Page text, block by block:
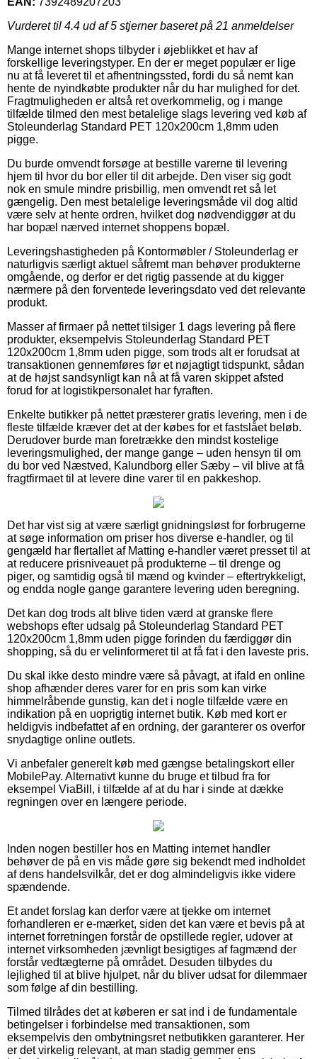
Vurderet til 4.4 ud af 5 stjerner baseret på 21 anmeldelser
Mange internet shops tilbyder i øjeblikket et hav af
forskellige leveringstyper. En der er meget populær er lige
nu at få leveret til et afhentningssted, fordi du så nemt kan
hente de nyindkøbte produkter når du har mulighed for det.
Fragtmuligheden er altså ret overkommelig, og i mange
tilfælde tilmed den mest betalelige slags levering ved køb af
Stoleunderlag Standard PET 120x200cm 1,8mm uden
pigge.
Du burde omvendt forsøge at bestille varerne til levering
hjem til hvor du bor eller til dit arbejde. Den viser sig godt
nok en smule mindre prisbillig, men omvendt ret så let
gængelig. Den mest betalelige leveringsmåde vil dog altid
være selv at hente ordren, hvilket dog nødvendiggør at du
har bopæl nærved internet shoppens bopæl.
Leveringshastigheden på Kontormøbler / Stoleunderlag er
naturligvis særligt aktuel såfremt man behøver produkterne
omgående, og derfor er det rigtig passende at du kigger
nærmere på den forventede leveringsdato ved det relevante
produkt.
Masser af firmaer på nettet tilsiger 1 dags levering på flere
produkter, eksempelvis Stoleunderlag Standard PET
120x200cm 1,8mm uden pigge, som trods alt er forudsat at
transaktionen gennemføres før et nøjagtigt tidspunkt, sådan
at de højst sandsynligt kan nå at få varen skippet afsted
forud for at logistikpersonalet har fyraften.
Enkelte butikker på nettet præsterer gratis levering, men i de
fleste tilfælde kræver det at der købes for et fastslået beløb.
Derudover burde man foretrække den mindst kostelige
leveringsmulighed, der mange gange – uden hensyn til om
du bor ved Næstved, Kalundborg eller Sæby – vil blive at få
fragtfirmaet til at levere dine varer til en pakkeshop.
Det har vist sig at være særligt gnidningsløst for forbrugerne
at søge information om priser hos diverse e-handler, og til
gengæld har flertallet af Matting e-handler været presset til at
at reducere prisniveauet på produkterne – til drenge og
piger, og samtidig også til mænd og kvinder – eftertrykkeligt,
og endda nogle gange garantere levering uden beregning.
Det kan dog trods alt blive tiden værd at granske flere
webshops efter udsalg på Stoleunderlag Standard PET
120x200cm 1,8mm uden pigge forinden du færdiggør din
shopping, så du er velinformeret til at få fat i den laveste pris.
Du skal ikke desto mindre være så påvagt, at ifald en online
shop afhænder deres varer for en pris som kan virke
himmelråbende gunstig, kan det i nogle tilfælde være en
indikation på en uoprigtig internet butik. Køb med kort er
heldigvis indbefattet af en ordning, der garanterer os overfor
snydagtige online outlets.
Vi anbefaler generelt køb med gængse betalingskort eller
MobilePay. Alternativt kunne du bruge et tilbud fra for
eksempel ViaBill, i tilfælde af at du har i sinde at dække
regningen over en længere periode.
Inden nogen bestiller hos en Matting internet handler
behøver de på en vis måde gøre sig bekendt med indholdet
af dens handelsvilkår, det er dog almindeligvis ikke videre
spændende.
Et andet forslag kan derfor være at tjekke om internet
forhandleren er e-mærket, siden det kan være et bevis på at
internet forretningen forstår de opstillede regler, udover at
internet virksomheden jævnligt besigtiges af fagmænd der
forstår vedtægterne på området. Desuden tilbydes du
lejlighed til at blive hjulpet, når du bliver udsat for dilemmaer
som følge af din bestilling.
Tilmed tilrådes det at køberen er sat ind i de fundamentale
betingelser i forbindelse med transaktionen, som
eksempelvis den ombytningsret netbutikken garanterer. Her
er det virkelig relevant, at man stadig gemmer ens